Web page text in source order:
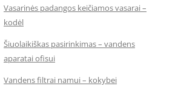
Vasarinės padangos keičiamos vasarai –
kodėl
Šiuolaikiškas pasirinkimas – vandens
aparatai ofisui
Vandens filtrai namui – kokybei